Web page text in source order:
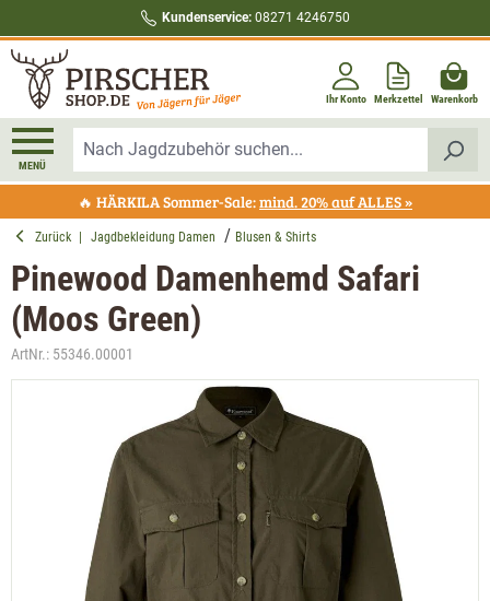
Kundenservice: 08271 4246750
Ihr Konto Merkzettel Warenkorb
MENÜ
🔥 HÄRKILA Sommer-Sale:mind. 20% auf ALLES »
Zurück Jagdbekleidung Damen Blusen & Shirts
Pinewood Damenhemd Safari
(Moos Green)
ArtNr.: 55346.00001
Bildergalerie überspringen